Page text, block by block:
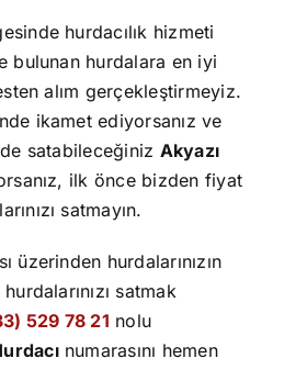
Blog
İletişim
hurdacılık hizmeti
bulunan hurdalara en iyi
alım gerçekleştirmeyiz.
ikamet ediyorsanız ve
satabileceğiniz Akyazı
ilk önce bizden fiyat
satmayın.
üzerinden hurdalarınızın
satmak
529 78 21 nolu
numarasını hemen